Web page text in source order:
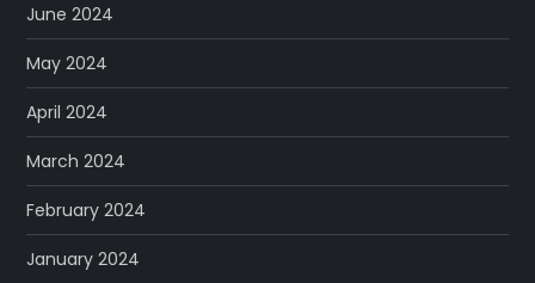
June 2024
May 2024
April 2024
March 2024
February 2024
January 2024